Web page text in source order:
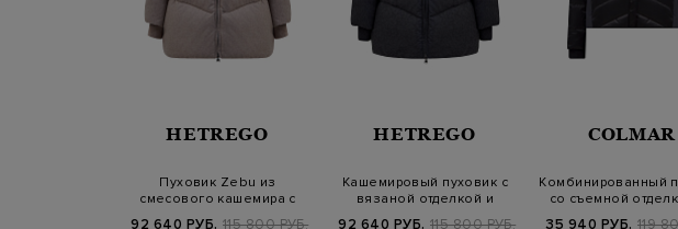
HETREGO
Пуховик Zebu из
смесового кашемира с
92 640 РУБ. 115 800 РУБ.
HETREGO
Кашемировый пуховик с
вязаной отделкой и
92 640 РУБ. 115 800 РУБ.
COLMAR
Комбинированный
со съемной
35 940 РУБ. 119